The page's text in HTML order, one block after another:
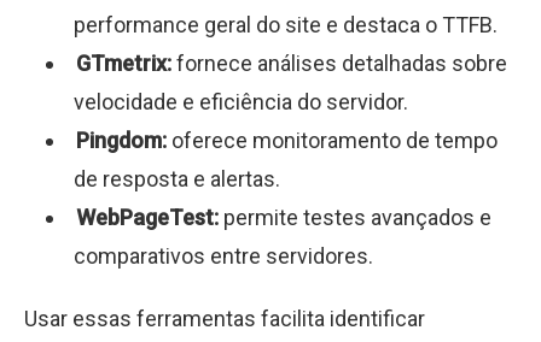
performance geral do site e destaca o TTFB.
GTmetrix:fornece análises detalhadas sobre
velocidade e eficiência do servidor.
Pingdom: oferece monitoramento de tempo
de resposta e alertas.
WebPageTest: permite testes avançados e
comparativos entre servidores.
Usar essas ferramentas facilita identificar